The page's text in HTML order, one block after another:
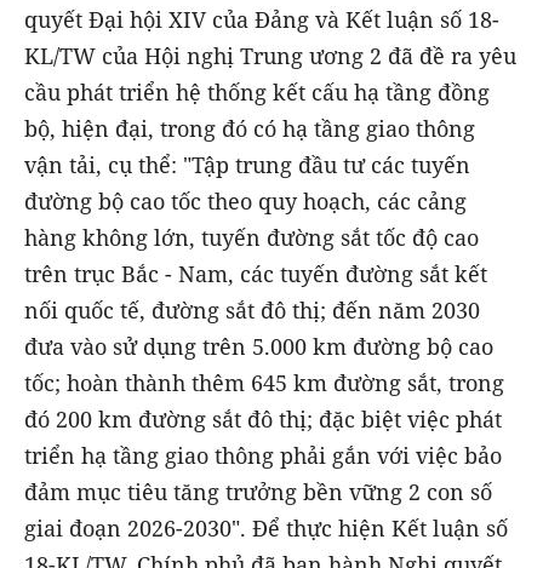
quyết Đại hội XIV của Đảng và Kết luận số 18-
KL/TW của Hội nghị Trung ương 2 đã đề ra yêu
cầu phát triển hệ thống kết cấu hạ tầng đồng
bộ, hiện đại, trong đó có hạ tầng giao thông
vận tải, cụ thể: "Tập trung đầu tư các tuyến
đường bộ cao tốc theo quy hoạch, các cảng
hàng không lớn, tuyến đường sắt tốc độ cao
trên trục Bắc - Nam, các tuyến đường sắt kết
nối quốc tế, đường sắt đô thị; đến năm 2030
đưa vào sử dụng trên 5.000 km đường bộ cao
tốc; hoàn thành thêm 645 km đường sắt, trong
đó 200 km đường sắt đô thị; đặc biệt việc phát
triển hạ tầng giao thông phải gắn với việc bảo
đảm mục tiêu tăng trưởng bền vững 2 con số
giai đoạn 2026-2030". Để thực hiện Kết luận số